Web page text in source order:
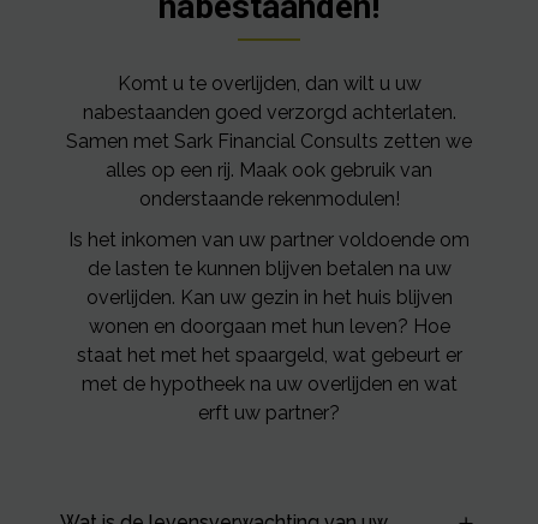
Komt u te overlijden, dan wilt u uw
nabestaanden goed verzorgd achterlaten.
Samen met Sark Financial Consults zetten we
alles op een rij. Maak ook gebruik van
onderstaande rekenmodulen!
Is het inkomen van uw partner voldoende om
de lasten te kunnen blijven betalen na uw
overlijden. Kan uw gezin in het huis blijven
wonen en doorgaan met hun leven? Hoe
staat het met het spaargeld, wat gebeurt er
met de hypotheek na uw overlijden en wat
erft uw partner?